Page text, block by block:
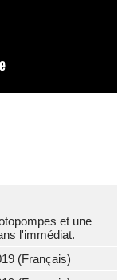
et une
l'immédiat.
(Français)